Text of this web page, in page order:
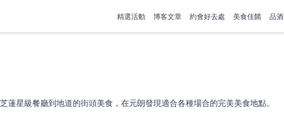
精選活動 博客文章 約會好去處 美食佳餚 品酒
星級餐廳到地道的街頭美食，在元朗發現適合各種場合的完美美食地點。